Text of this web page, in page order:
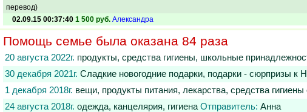
перевод)
02.09.15 00:37:40 1 500 руб. Александра
Помощь семье была оказана 84 раза
20 августа 2022г. продукты, средства гигиены, школьные
30 декабря 2021г. Сладкие новогодние подарки, подарки - сюрпризы к
1 декабря 2018г. вещи, продукты питания, лекарства, средства
24 августа 2018г. одежда, канцелярия, гигиена Отправитель: Анна